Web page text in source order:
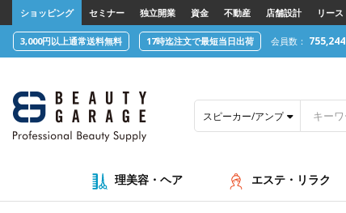
text.skipToContent
text.skipToNavigation
ショッピング セミナー 独立開業 資金 不動産 店舗設計 リース
3,000円以上通常送料無料 17時迄注文で最短当日出荷 会員数： 755,244
スピーカー/アンプ
理美容・ヘア エステ・リラク